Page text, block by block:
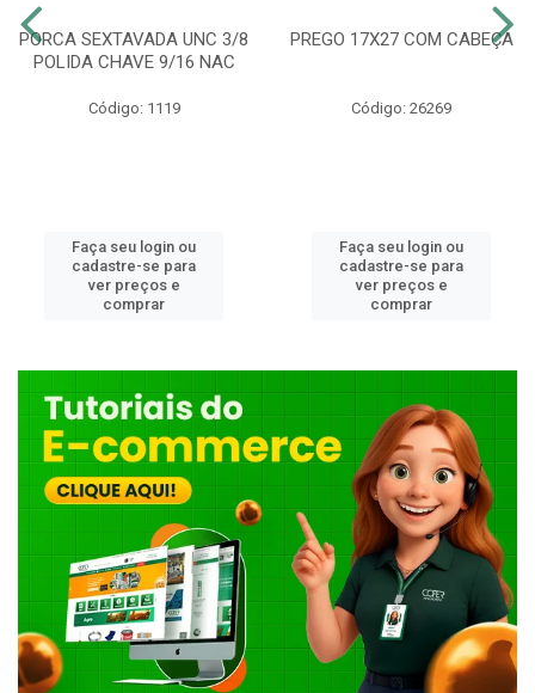
PORCA SEXTAVADA UNC 3/8
POLIDA CHAVE 9/16 NAC
Código: 1119
Faça seu login ou
cadastre-se para
ver preços e
comprar
PREGO 17X27 COM CABEÇA
Código: 26269
Faça seu login ou
cadastre-se para
ver preços e
comprar